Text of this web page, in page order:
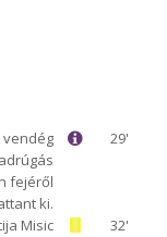
29'
vendég
fejéről
ki.
32'
Misic